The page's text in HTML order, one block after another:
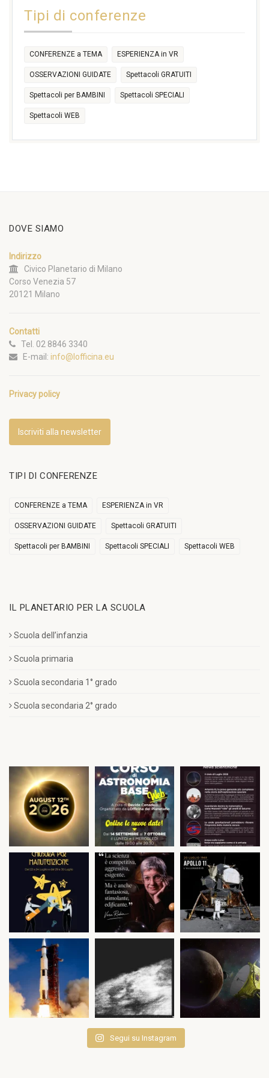
17:30
Tipi di conferenze
CONFERENZE a TEMA ESPERIENZA in VR
OSSERVAZIONI GUIDATE Spettacoli GRATUITI
Spettacoli per BAMBINI Spettacoli SPECIALI
Spettacoli WEB
DOVE SIAMO
Indirizzo
Civico Planetario di Milano
Corso Venezia 57
20121 Milano
Contatti
Tel. 02 8846 3340
E-mail: info@lofficina.eu
Privacy policy
Iscriviti alla newsletter
TIPI DI CONFERENZE
CONFERENZE a TEMA ESPERIENZA in VR
OSSERVAZIONI GUIDATE Spettacoli GRATUITI
Spettacoli per BAMBINI Spettacoli SPECIALI Spettacoli WEB
IL PLANETARIO PER LA SCUOLA
Scuola dell’infanzia
Scuola primaria
Scuola secondaria 1° grado
Scuola secondaria 2° grado
Segui su Instagram